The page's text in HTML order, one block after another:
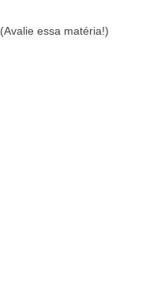
(Avalie essa matéria!)